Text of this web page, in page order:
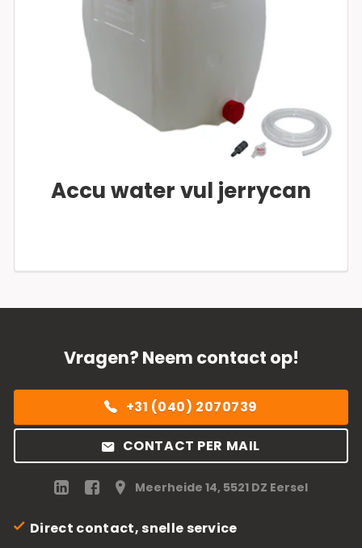
Accu water vul jerrycan
Vragen? Neem contact op!
+31 (040) 2070739
CONTACT PER MAIL
Meerheide 14, 5521 DZ Eersel
Direct contact, snelle service